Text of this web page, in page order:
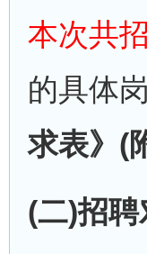
本次共
的具体
求表》(
(二)招聘